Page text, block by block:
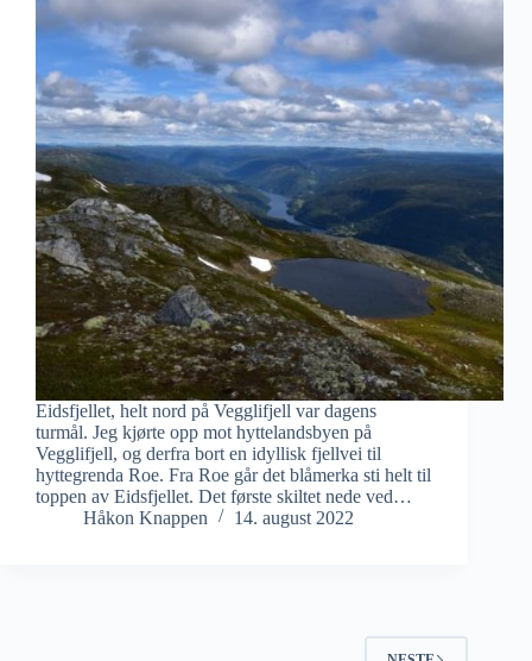
Eidsfjellet, helt nord på Vegglifjell var dagens
turmål. Jeg kjørte opp mot hyttelandsbyen på
Vegglifjell, og derfra bort en idyllisk fjellvei til
hyttegrenda Roe. Fra Roe går det blåmerka sti helt til
toppen av Eidsfjellet. Det første skiltet nede ved…
Håkon Knappen
14. august 2022